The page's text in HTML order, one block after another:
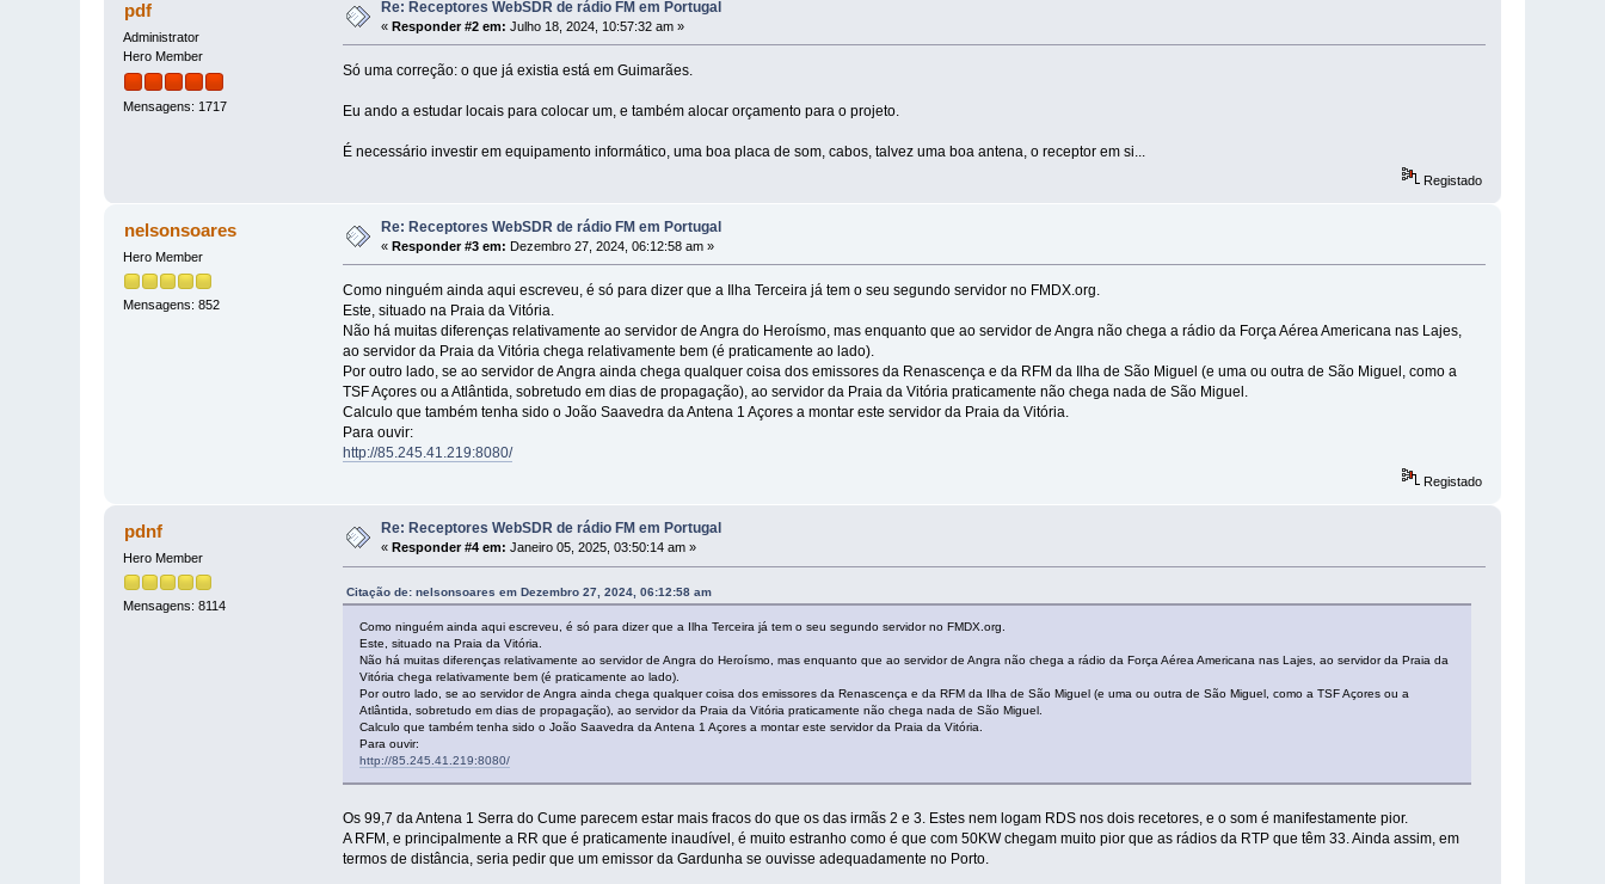
pdf
Administrator
Hero Member
Mensagens: 1717
Re: Receptores WebSDR de rádio FM em Portugal
«Responder #2 em: Julho 18, 2024, 10:57:32 am »
Só uma correção: o que já existia está em Guimarães.
Eu ando a estudar locais para colocar um, e também alocar orçamento para o projeto.
É necessário investir em equipamento informático, uma boa placa de som, cabos, talvez uma boa antena, o receptor em si...
Registado
nelsonsoares
Hero Member
Mensagens: 852
Re: Receptores WebSDR de rádio FM em Portugal
«Responder #3 em: Dezembro 27, 2024, 06:12:58 am »
Como ninguém ainda aqui escreveu, é só para dizer que a Ilha Terceira já tem o seu segundo servidor no FMDX.org.
Este, situado na Praia da Vitória.
Não há muitas diferenças relativamente ao servidor de Angra do Heroísmo, mas enquanto que ao servidor de Angra não chega a rádio da Força Aérea Americana nas Lajes,
ao servidor da Praia da Vitória chega relativamente bem (é praticamente ao lado).
Por outro lado, se ao servidor de Angra ainda chega qualquer coisa dos emissores da Renascença e da RFM da Ilha de São Miguel (e uma ou outra de São Miguel, como a
TSF Açores ou a Atlântida, sobretudo em dias de propagação), ao servidor da Praia da Vitória praticamente não chega nada de São Miguel.
Calculo que também tenha sido o João Saavedra da Antena 1 Açores a montar este servidor da Praia da Vitória.
Para ouvir:
http://85.245.41.219:8080/
Registado
pdnf
Hero Member
Mensagens: 8114
Re: Receptores WebSDR de rádio FM em Portugal
«Responder #4 em: Janeiro 05, 2025, 03:50:14 am »
Citação de: nelsonsoares em Dezembro 27, 2024, 06:12:58 am
Como ninguém ainda aqui escreveu, é só para dizer que a Ilha Terceira já tem o seu segundo servidor no FMDX.org.
Este, situado na Praia da Vitória.
Não há muitas diferenças relativamente ao servidor de Angra do Heroísmo, mas enquanto que ao servidor de Angra não chega a rádio da Força Aérea Americana nas Lajes, ao servidor da Praia da
Vitória chega relativamente bem (é praticamente ao lado).
Por outro lado, se ao servidor de Angra ainda chega qualquer coisa dos emissores da Renascença e da RFM da Ilha de São Miguel (e uma ou outra de São Miguel, como a TSF Açores ou a
Atlântida, sobretudo em dias de propagação), ao servidor da Praia da Vitória praticamente não chega nada de São Miguel.
Calculo que também tenha sido o João Saavedra da Antena 1 Açores a montar este servidor da Praia da Vitória.
Para ouvir:
http://85.245.41.219:8080/
Os 99,7 da Antena 1 Serra do Cume parecem estar mais fracos do que os das irmãs 2 e 3. Estes nem logam RDS nos dois recetores, e o som é manifestamente pior.
A RFM, e principalmente a RR que é praticamente inaudível, é muito estranho como é que com 50KW chegam muito pior que as rádios da RTP que têm 33. Ainda assim, em
termos de distância, seria pedir que um emissor da Gardunha se ouvisse adequadamente no Porto.